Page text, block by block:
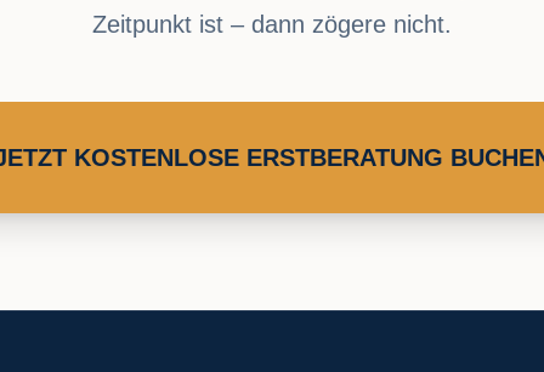
Zeitpunkt ist – dann zögere nicht.
KOSTENLOSE ERSTBERATUNG